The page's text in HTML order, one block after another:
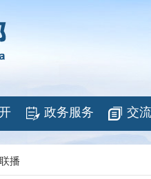
政务服务 交
播